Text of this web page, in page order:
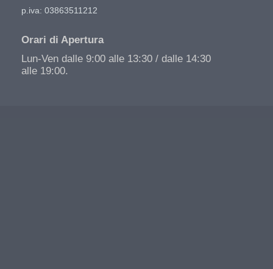
p.iva: 03863511212
Orari di Apertura
Lun-Ven dalle 9:00 alle 13:30 / dalle 14:30
alle 19:00.